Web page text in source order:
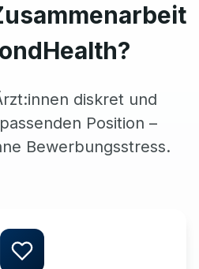
diskret und
Position –
Bewerbungsstress.